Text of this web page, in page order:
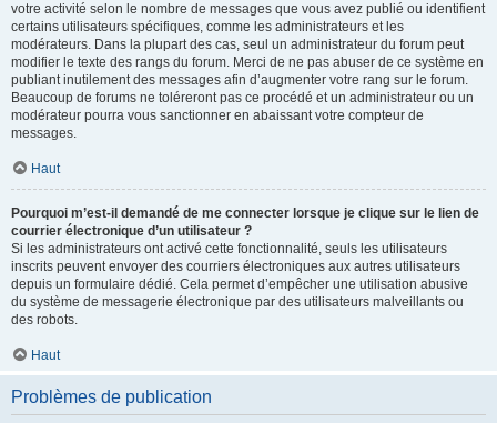
votre activité selon le nombre de messages que vous avez publié ou identifient
certains utilisateurs spécifiques, comme les administrateurs et les
modérateurs. Dans la plupart des cas, seul un administrateur du forum peut
modifier le texte des rangs du forum. Merci de ne pas abuser de ce système en
publiant inutilement des messages afin d’augmenter votre rang sur le forum.
Beaucoup de forums ne toléreront pas ce procédé et un administrateur ou un
modérateur pourra vous sanctionner en abaissant votre compteur de
messages.
Haut
Pourquoi m’est-il demandé de me connecter lorsque je clique sur le lien de
courrier électronique d’un utilisateur ?
Si les administrateurs ont activé cette fonctionnalité, seuls les utilisateurs
inscrits peuvent envoyer des courriers électroniques aux autres utilisateurs
depuis un formulaire dédié. Cela permet d’empêcher une utilisation abusive
du système de messagerie électronique par des utilisateurs malveillants ou
des robots.
Haut
Problèmes de publication